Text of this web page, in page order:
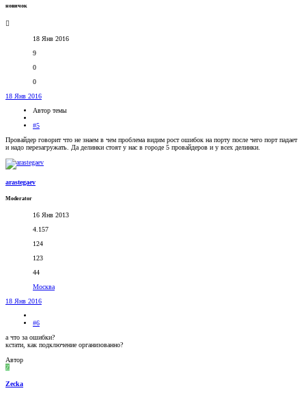
новичок
18 Янв 2016
9
0
0
18 Янв 2016
Автор темы
#5
Провайдер говорит что не знаем в чем проблема видим рост ошибок на порту после чего порт падает
и надо перезагружать. Да делинки стоят у нас в городе 5 провайдеров и у всех делинки.
arastegaev
Moderator
16 Янв 2013
4.157
124
123
44
Москва
18 Янв 2016
#6
а что за ошибки?
кстати, как подключение организованно?
Автор
Z
Zecka